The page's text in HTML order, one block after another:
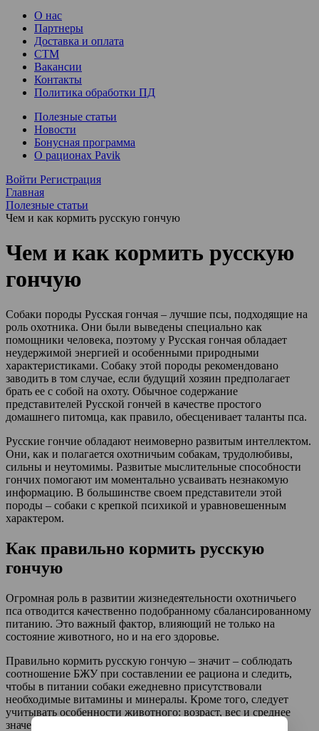
О нас
Партнеры
Доставка и оплата
СТМ
Вакансии
Контакты
Политика обработки ПД
Полезные статьи
Новости
Бонусная программа
О рационах Pavik
Войти Регистрация
Главная
Полезные статьи
Чем и как кормить русскую гончую
Чем и как кормить русскую
гончую
Собаки породы Русская гончая – лучшие псы, подходящие на
роль охотника. Они были выведены специально как
помощники человека, поэтому у Русская гончая обладает
неудержимой энергией и особенными природными
характеристиками. Собаку этой породы рекомендовано
заводить в том случае, если будущий хозяин предполагает
брать ее с собой на охоту. Обычное содержание
представителей Русской гончей в качестве простого
домашнего питомца, как правило, обесценивает таланты пса.
Русские гончие обладают неимоверно развитым интеллектом.
Они, как и полагается охотничьим собакам, трудолюбивы,
сильны и неутомимы. Развитые мыслительные способности
гончих помогают им моментально усваивать незнакомую
информацию. В большинстве своем представители этой
породы – собаки с крепкой психикой и уравновешенным
характером.
Как правильно кормить русскую
гончую
Огромная роль в развитии жизнедеятельности охотничьего
пса отводится качественно подобранному сбалансированному
питанию. Это важный фактор, влияющий не только на
состояние животного, но и на его здоровье.
Правильно кормить русскую гончую – значит – соблюдать
соотношение БЖУ при составлении ее рациона и следить,
чтобы в питании собаки ежедневно присутствовали
необходимые витамины и минералы. Кроме того, следует
учитывать особенности животного: возраст, вес и среднее
значение активной деятельности за день. Количество